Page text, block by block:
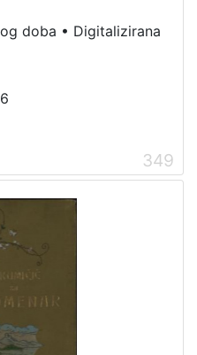
doba • Digitalizirana
349